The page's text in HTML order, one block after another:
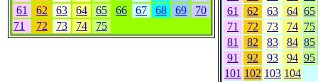
61
62 63 64 65 66 67 68 69
70
71
72 73 74 75
61
62 63 64 65
71
72 73 74 75
81
82 83 84 85
91
92 93 94 95
101 102 103 104